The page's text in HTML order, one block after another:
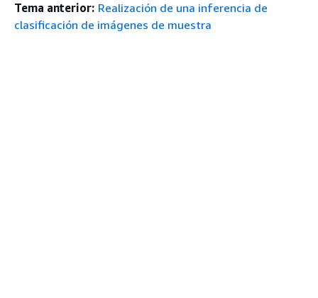
Tema anterior: Realización de una inferencia de
clasificación de imágenes de muestra